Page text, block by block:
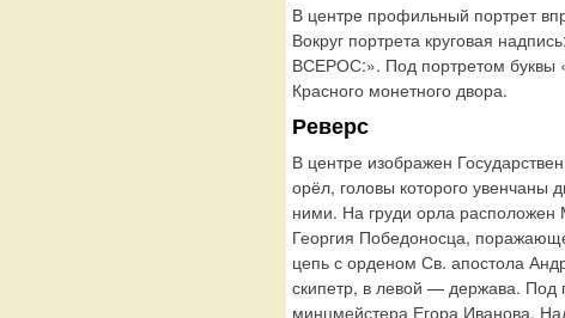
В центре профильный портрет
Вокруг портрета круговая
ВСЕРОС:». Под портретом буквы
Красного монетного двора.
Реверс
В центре изображен
орёл, головы которого увенчаны
ними. На груди орла
Георгия Победоносца,
цепь с орденом Св. апостола
скипетр, в левой — держава. Под
минцмейстера Егора Иванова.